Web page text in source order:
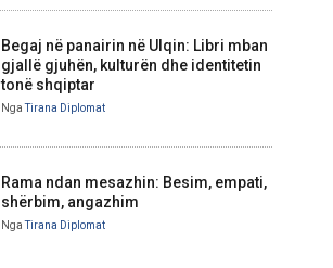
Begaj në panairin në Ulqin: Libri mban
gjallë gjuhën, kulturën dhe identitetin
tonë shqiptar
NgaTirana Diplomat
Rama ndan mesazhin: Besim, empati,
shërbim, angazhim
NgaTirana Diplomat